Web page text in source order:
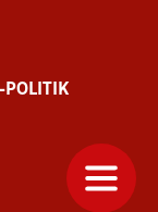
POLITIK